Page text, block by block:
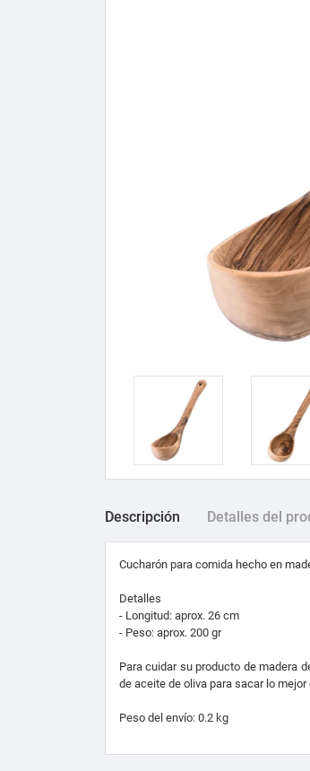
Descripción Detalles del
Cucharón para comida hecho en
Detalles
- Longitud: aprox. 26 cm
- Peso: aprox. 200 gr
Para cuidar su producto de madera
de aceite de oliva para sacar lo
Peso del envío: 0.2 kg